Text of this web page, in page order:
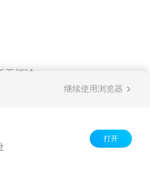
无评论
继续使用浏览器
打开